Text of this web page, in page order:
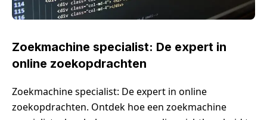
Zoekmachine specialist: De expert in
online zoekopdrachten
Zoekmachine specialist: De expert in online
zoekopdrachten. Ontdek hoe een zoekmachine